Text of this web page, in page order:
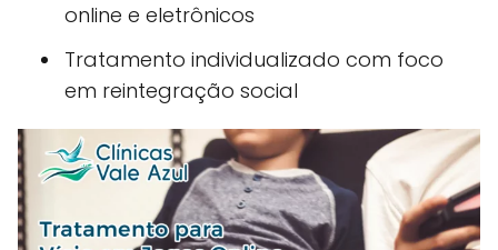
online e eletrônicos
Tratamento individualizado com foco
em reintegração social